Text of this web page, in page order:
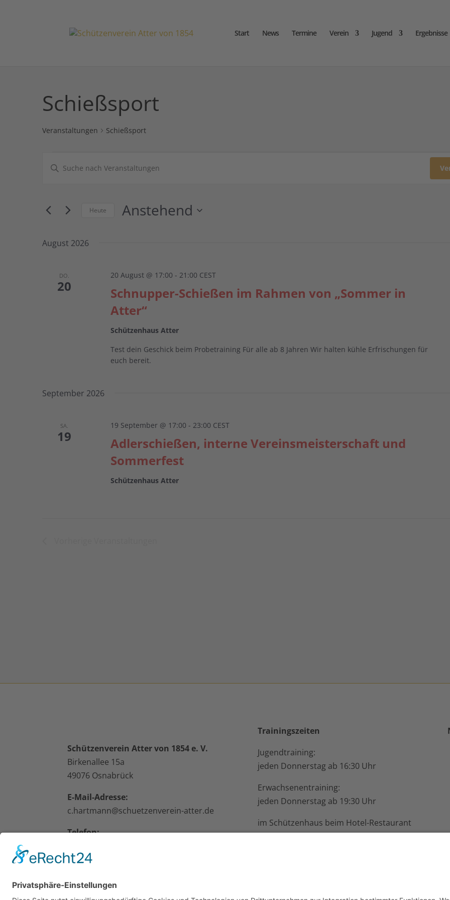
Start News Termine Verein Jugend Ergebnisse
Schießsport
Veranstaltungen Schießsport
Suche
Navigation
Bitte
Suche
Schlüsselwort.
Heute Anstehend
August 2026
DO.
20
Schnupper-Schießen im Rahmen von „Sommer in
Atter“
20 August @ 17:00 - 21:00 CEST
Schützenhaus Atter
Test dein Geschick beim Probetraining Für alle ab 8 Jahren Wir halten kühle Erfrischungen für
euch bereit.
September 2026
SA.
19
Adlerschießen, interne Vereinsmeisterschaft und
Sommerfest
19 September @ 17:00 - 23:00 CEST
Schützenhaus Atter
Schützenverein Atter von 1854 e. V.
Birkenallee 15a
49076 Osnabrück
E-Mail-Adresse:
c.hartmann@schuetzenverein-atter.de
Telefon:
Trainingszeiten
Jugendtraining:
jeden Donnerstag ab 16:30 Uhr
Erwachsenentraining:
jeden Donnerstag ab 19:30 Uhr
im Schützenhaus beim Hotel-Restaurant
Busch-Atter, Eikesberg 51